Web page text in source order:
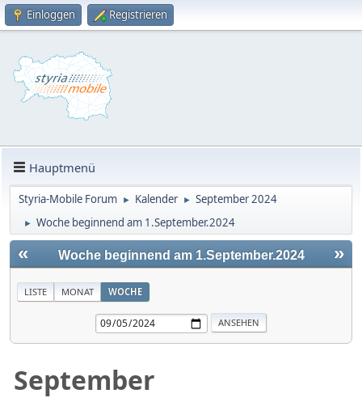
Einloggen Registrieren
Hauptmenü
Styria-Mobile Forum ► Kalender ► September 2024
► Woche beginnend am 1.September.2024
« »
Woche beginnend am 1.September.2024
LISTE MONAT WOCHE
September